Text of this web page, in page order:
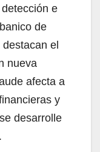
e
de
el
nueva
afecta a
y
desarrolle